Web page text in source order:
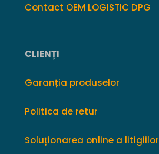
Contact OEM LOGISTIC DPG
CLIENȚI
Garanția produselor
Politica de retur
Soluționarea online a litigiilor